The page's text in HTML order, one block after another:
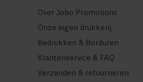
Over Jobo Promotions
Onze eigen drukkerij
Bedrukken & Borduren
Klantenservice & FAQ
Verzenden & retourneren